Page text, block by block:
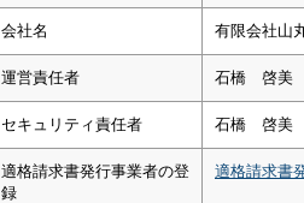
会社名 有限会社山
運営責任者 石橋 啓美
セキュリティ責任者 石橋 啓美
適格請求書発行事業者の登
録
適格請求書